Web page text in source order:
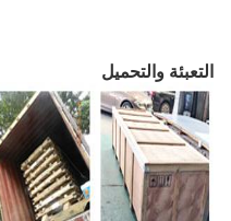
التعبئة والتحميل